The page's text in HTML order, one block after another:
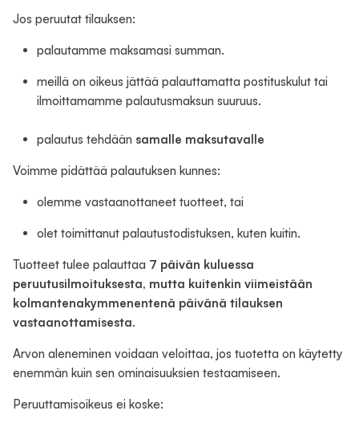
Jos peruutat tilauksen:
palautamme maksamasi summan.
meillä on oikeus jättää palauttamatta postituskulut tai
ilmoittamamme palautusmaksun suuruus.
palautus tehdään samalle maksutavalle
Voimme pidättää palautuksen kunnes:
olemme vastaanottaneet tuotteet, tai
olet toimittanut palautustodistuksen, kuten kuitin.
Tuotteet tulee palauttaa 7 päivän kuluessa
peruutusilmoituksesta, mutta kuitenkin viimeistään
kolmantenakymmenentenä päivänä tilauksen
vastaanottamisesta.
Arvon aleneminen voidaan veloittaa, jos tuotetta on käytetty
enemmän kuin sen ominaisuuksien testaamiseen.
Peruuttamisoikeus ei koske: